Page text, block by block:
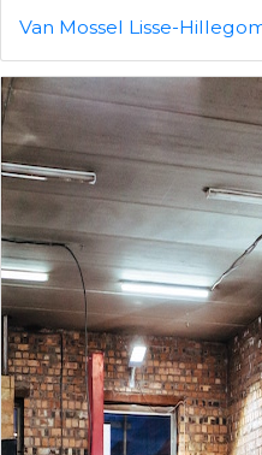
Van Mossel Lisse-